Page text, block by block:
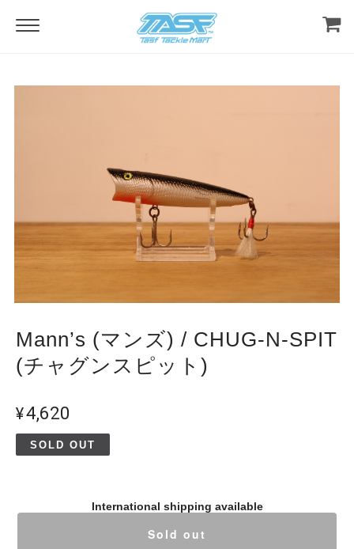
Mann’s (マンズ) / CHUG-N-SPIT
(チャグンスピット)
¥4,620
SOLD OUT
International shipping available
Sold out